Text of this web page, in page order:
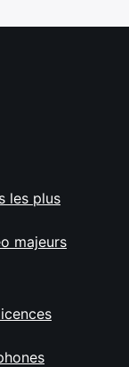
les plus
majeurs